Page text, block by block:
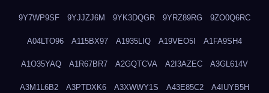
9Y7WP9SF 9YJJZJ6M 9YK3DQGR 9YRZ89RG 9ZO0Q6RC
A04LTO96 A115BX97 A1935LIQ A19VEO5I A1FA9SH4
A1O35YAQ A1R67BR7 A2GQTCVA A2I3AZEC A3GL614V
A3M1L6B2 A3PTDXK6 A3XWWY1S A43E85C2 A4IUYB5H